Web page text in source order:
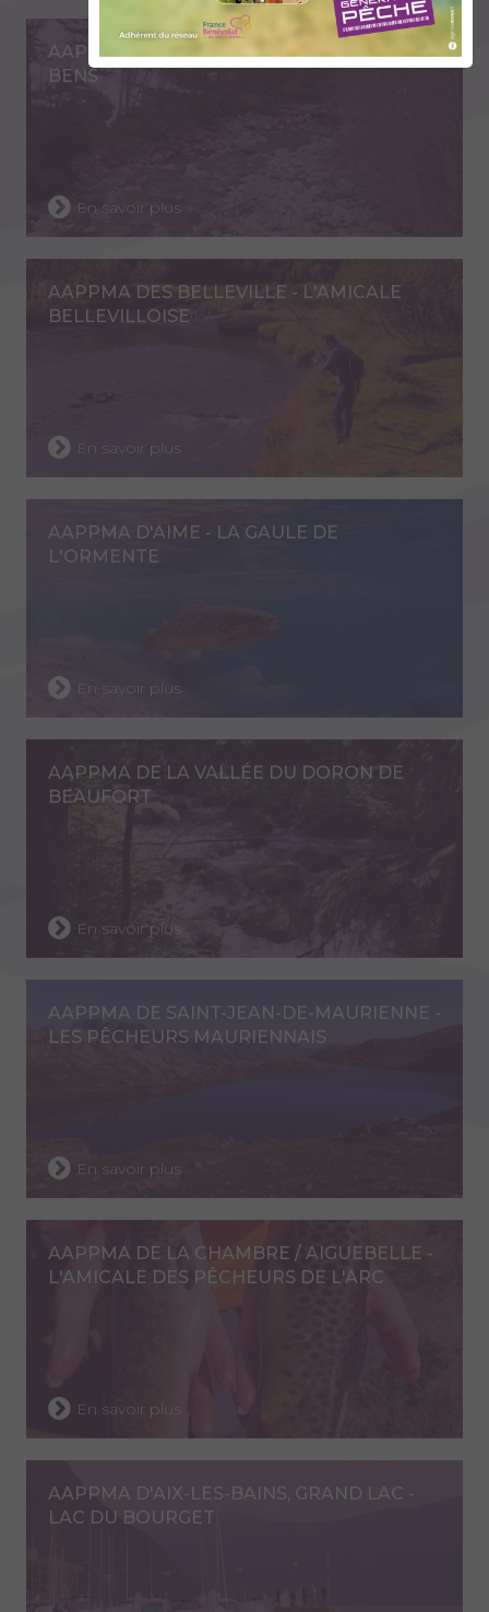
AAPPMA D'ARVILLARD - LA TRUITE DU
BENS
En savoir plus
AAPPMA DES BELLEVILLE - L'AMICALE
BELLEVILLOISE
En savoir plus
AAPPMA D'AIME - LA GAULE DE
L'ORMENTE
En savoir plus
AAPPMA DE LA VALLÉE DU DORON DE
BEAUFORT
En savoir plus
AAPPMA DE SAINT-JEAN-DE-MAURIENNE -
LES PÊCHEURS MAURIENNAIS
En savoir plus
AAPPMA DE LA CHAMBRE / AIGUEBELLE -
L'AMICALE DES PÊCHEURS DE L'ARC
En savoir plus
AAPPMA D'AIX-LES-BAINS, GRAND LAC -
LAC DU BOURGET